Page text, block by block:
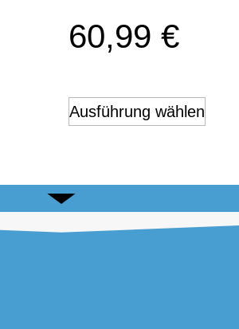
60,99 €
Ausführung wählen